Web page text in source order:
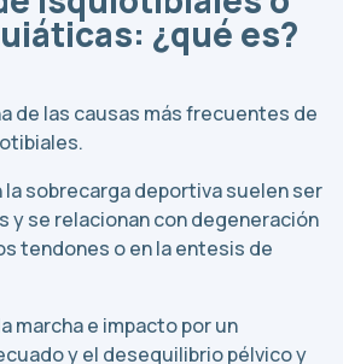
¿qué es?
de las causas más frecuentes de
la sobrecarga deportiva suelen ser
y se relacionan con degeneración
tendones o en la entesis de
marcha e impacto por un
y el desequilibrio pélvico y